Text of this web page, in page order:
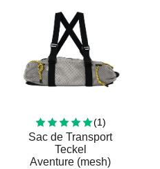
reviews (1)
Sac de Transport
Teckel
Aventure (mesh)